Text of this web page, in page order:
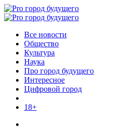
Menu
Поиск
Menu
Pro
Все новости
Общество
Культура
Наука
Про город будущего
Интересное
Цифровой город
18+